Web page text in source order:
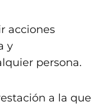
acciones
y
persona.
a la que